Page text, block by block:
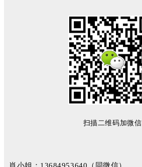
扫描二维码加微信
肖小姐：13684953640（同微信）